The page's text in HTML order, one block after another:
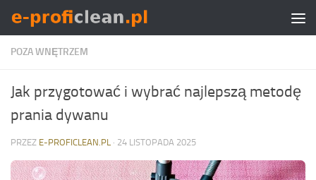
Skip to content
POZA WNĘTRZEM
Jak przygotować i wybrać najlepszą metodę
prania dywanu
PRZEZ E-PROFICLEAN.PL · 24 LISTOPADA 2025